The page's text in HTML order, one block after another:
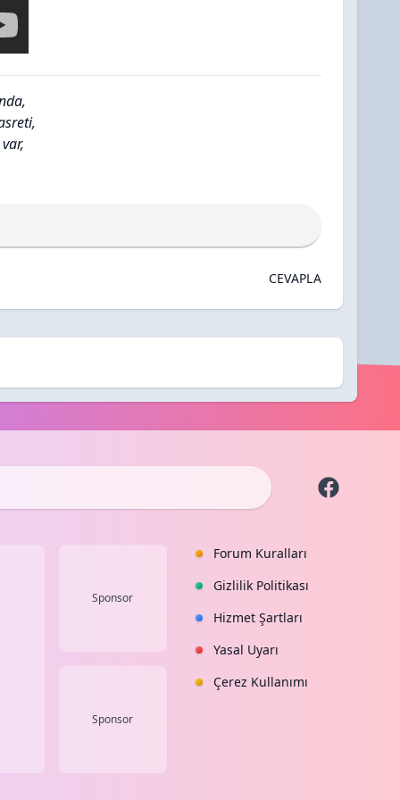
CEVAPLA
Sponsor
Sponsor
Forum Kuralları
Gizlilik Politikası
Hizmet Şartları
Yasal Uyarı
Çerez Kullanımı